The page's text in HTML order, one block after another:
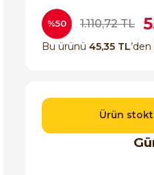
%50 1.110,72 TL
Bu ürünü 45,35 TL
Ürün